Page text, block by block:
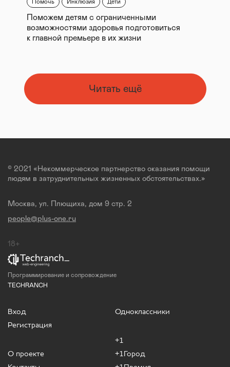
Помочь Инклюзия Дети
Поможем детям с ограниченными
возможностями здоровья подготовиться
к главной премьере в их жизни
Читать ещё
© 2021 «Некоммерческое партнерство оказания помощи
людям в затруднительных жизненных обстоятельствах.»
Москва, ул. Плющиха, дом 9 стр. 2
people@plus-one.ru
18+
Программирование и сопровождение
TECHRANCH
Вход
Регистрация
О проекте
Одноклассники
+1
+1Город